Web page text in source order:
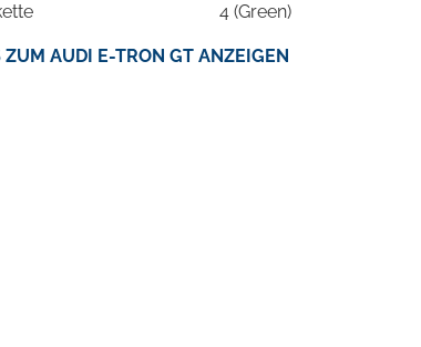
4 (Green)
ZUM AUDI E-TRON GT ANZEIGEN